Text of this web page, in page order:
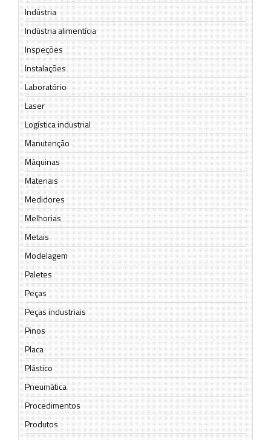
Indústria
Indústria alimentícia
Inspeções
Instalações
Laboratório
Laser
Logística industrial
Manutenção
Máquinas
Materiais
Medidores
Melhorias
Metais
Modelagem
Paletes
Peças
Peças industriais
Pinos
Placa
Plástico
Pneumática
Procedimentos
Produtos